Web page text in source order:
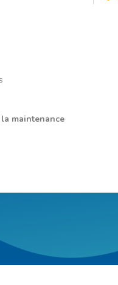
maintenance